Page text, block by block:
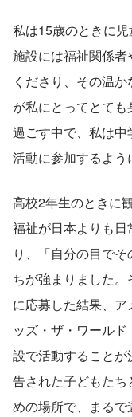
私は15歳のときに児
施設には福祉関係
くださり、その温
が私にとってとて
過ごす中で、私は
活動に参加するよう
高校2年生のときに
福祉が日本よりも
り、「自分の目で
ちが強まりました
に応募した結果、
ッズ・ザ・ワール
設で活動すること
告された子どもた
めの場所で、まる